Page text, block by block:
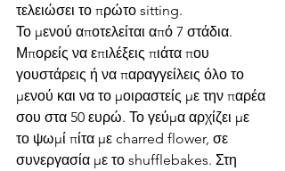
τελειώσει το πρώτο sitting.
Το μενού αποτελείται από 7 στάδια.
Μπορείς να επιλέξεις πιάτα που
γουστάρεις ή να παραγγείλεις όλο το
μενού και να το μοιραστείς με την παρέα
σου στα 50 ευρώ. Το γεύμα αρχίζει με
το ψωμί πίτα με charred flower, σε
συνεργασία με το shufflebakes. Στη